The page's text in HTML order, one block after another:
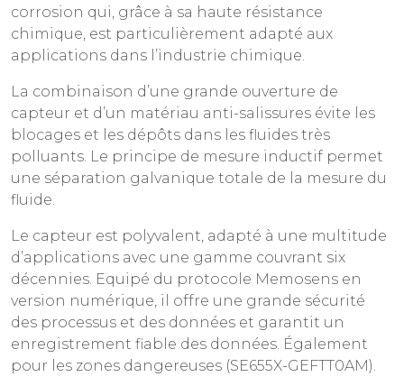
corrosion qui, grâce à sa haute résistance
chimique, est particulièrement adapté aux
applications dans l’industrie chimique.
La combinaison d’une grande ouverture de
capteur et d’un matériau anti-salissures évite les
blocages et les dépôts dans les fluides très
polluants. Le principe de mesure inductif permet
une séparation galvanique totale de la mesure du
fluide.
Le capteur est polyvalent, adapté à une multitude
d’applications avec une gamme couvrant six
décennies. Equipé du protocole Memosens en
version numérique, il offre une grande sécurité
des processus et des données et garantit un
enregistrement fiable des données. Également
pour les zones dangereuses (SE655X-GEFTT0AM).